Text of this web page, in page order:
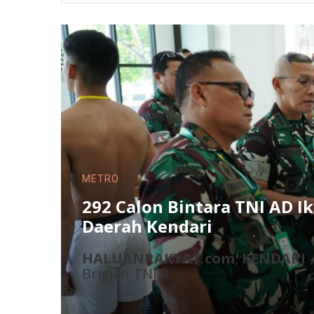
NASIONAL
Merebak Info Soal Aturan
Mabes Polri